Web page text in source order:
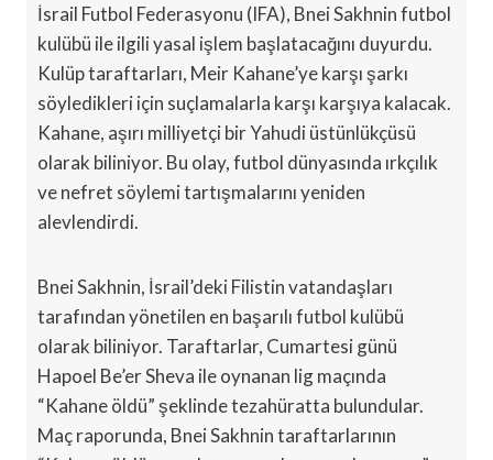
İsrail Futbol Federasyonu (IFA), Bnei Sakhnin futbol
kulübü ile ilgili yasal işlem başlatacağını duyurdu.
Kulüp taraftarları, Meir Kahane’ye karşı şarkı
söyledikleri için suçlamalarla karşı karşıya kalacak.
Kahane, aşırı milliyetçi bir Yahudi üstünlükçüsü
olarak biliniyor. Bu olay, futbol dünyasında ırkçılık
ve nefret söylemi tartışmalarını yeniden
alevlendirdi.
Bnei Sakhnin, İsrail’deki Filistin vatandaşları
tarafından yönetilen en başarılı futbol kulübü
olarak biliniyor. Taraftarlar, Cumartesi günü
Hapoel Be’er Sheva ile oynanan lig maçında
“Kahane öldü” şeklinde tezahüratta bulundular.
Maç raporunda, Bnei Sakhnin taraftarlarının